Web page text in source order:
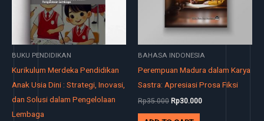
BUKU PENDIDIKAN
Kurikulum Merdeka Pendidikan
Anak Usia Dini : Strategi, Inovasi,
dan Solusi dalam Pengelolaan
Lembaga
BAHASA INDONESIA
Perempuan Madura dalam Karya
Sastra: Apresiasi Prosa Fiksi
Rp35.000 Rp30.000